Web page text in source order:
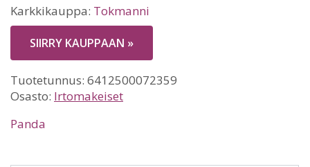
Karkkikauppa: Tokmanni
SIIRRY KAUPPAAN »
Tuotetunnus: 6412500072359
Osasto: Irtomakeiset
Panda